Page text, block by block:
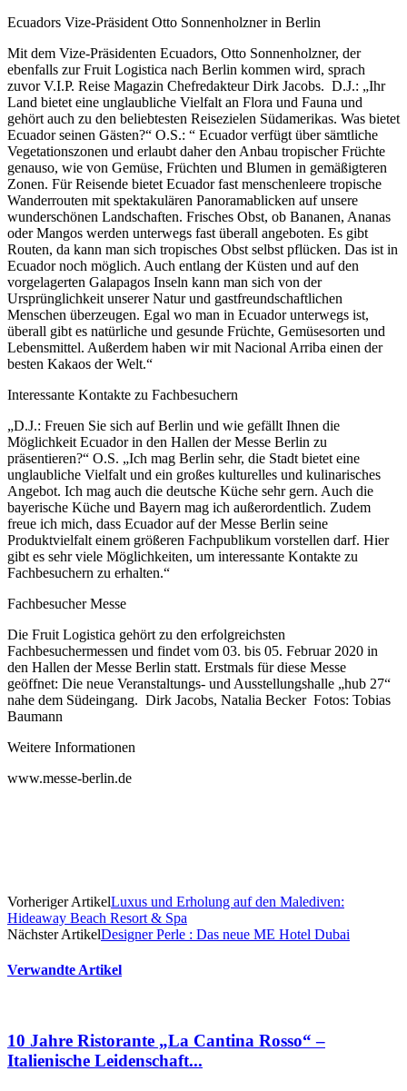
Ecuadors Vize-Präsident Otto Sonnenholzner in Berlin
Mit dem Vize-Präsidenten Ecuadors, Otto Sonnenholzner, der
ebenfalls zur Fruit Logistica nach Berlin kommen wird, sprach
zuvor V.I.P. Reise Magazin Chefredakteur Dirk Jacobs. D.J.: „Ihr
Land bietet eine unglaubliche Vielfalt an Flora und Fauna und
gehört auch zu den beliebtesten Reisezielen Südamerikas. Was bietet
Ecuador seinen Gästen?“ O.S.: “ Ecuador verfügt über sämtliche
Vegetationszonen und erlaubt daher den Anbau tropischer Früchte
genauso, wie von Gemüse, Früchten und Blumen in gemäßigteren
Zonen. Für Reisende bietet Ecuador fast menschenleere tropische
Wanderrouten mit spektakulären Panoramablicken auf unsere
wunderschönen Landschaften. Frisches Obst, ob Bananen, Ananas
oder Mangos werden unterwegs fast überall angeboten. Es gibt
Routen, da kann man sich tropisches Obst selbst pflücken. Das ist in
Ecuador noch möglich. Auch entlang der Küsten und auf den
vorgelagerten Galapagos Inseln kann man sich von der
Ursprünglichkeit unserer Natur und gastfreundschaftlichen
Menschen überzeugen. Egal wo man in Ecuador unterwegs ist,
überall gibt es natürliche und gesunde Früchte, Gemüsesorten und
Lebensmittel. Außerdem haben wir mit Nacional Arriba einen der
besten Kakaos der Welt.“
Interessante Kontakte zu Fachbesuchern
„D.J.: Freuen Sie sich auf Berlin und wie gefällt Ihnen die
Möglichkeit Ecuador in den Hallen der Messe Berlin zu
präsentieren?“ O.S. „Ich mag Berlin sehr, die Stadt bietet eine
unglaubliche Vielfalt und ein großes kulturelles und kulinarisches
Angebot. Ich mag auch die deutsche Küche sehr gern. Auch die
bayerische Küche und Bayern mag ich außerordentlich. Zudem
freue ich mich, dass Ecuador auf der Messe Berlin seine
Produktvielfalt einem größeren Fachpublikum vorstellen darf. Hier
gibt es sehr viele Möglichkeiten, um interessante Kontakte zu
Fachbesuchern zu erhalten.“
Fachbesucher Messe
Die Fruit Logistica gehört zu den erfolgreichsten
Fachbesuchermessen und findet vom 03. bis 05. Februar 2020 in
den Hallen der Messe Berlin statt. Erstmals für diese Messe
geöffnet: Die neue Veranstaltungs- und Ausstellungshalle „hub 27“
nahe dem Südeingang. Dirk Jacobs, Natalia Becker Fotos: Tobias
Baumann
Weitere Informationen
www.messe-berlin.de
Vorheriger ArtikelLuxus und Erholung auf den Malediven:
Hideaway Beach Resort & Spa
Nächster ArtikelDesigner Perle : Das neue ME Hotel Dubai
Verwandte Artikel
10 Jahre Ristorante „La Cantina Rosso“ –
Italienische Leidenschaft...